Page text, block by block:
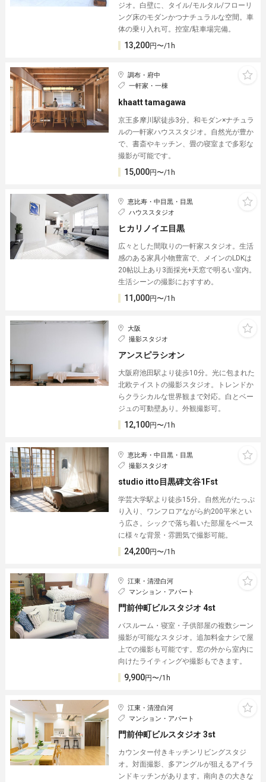
ジオ。白壁に、タイル/モルタル/フローリ
ング床のモダンかつナチュラルな空間。車
体の乗り入れ可。控室/駐車場完備。
13,200円〜/1h
調布・府中
一軒家・一棟
khaatt tamagawa
京王多摩川駅徒歩3分。和モダン×ナチュラ
ルの一軒家ハウススタジオ。自然光が豊か
で、書斎やキッチン、畳の寝室まで多彩な
撮影が可能です。
15,000円〜/1h
恵比寿・中目黒・目黒
ハウススタジオ
ヒカリノイエ目黒
広々とした間取りの一軒家スタジオ。生活
感のある家具小物豊富で、メインのLDKは
20帖以上あり3面採光+天窓で明るい室内。
生活シーンの撮影におすすめ。
11,000円〜/1h
大阪
撮影スタジオ
アンスピラシオン
大阪府池田駅より徒歩10分。光に包まれた
北欧テイストの撮影スタジオ。トレンドか
らクラシカルな世界観まで対応。白とベー
ジュの可動壁あり。外観撮影可。
12,100円〜/1h
恵比寿・中目黒・目黒
撮影スタジオ
studio itto目黒碑文谷1Fst
学芸大学駅より徒歩15分。自然光がたっぷ
り入り、ワンフロアながら約200平米とい
う広さ。シックで落ち着いた部屋をベース
に様々な背景・雰囲気で撮影可能。
24,200円〜/1h
江東・清澄白河
マンション・アパート
門前仲町ビルスタジオ 4st
バスルーム・寝室・子供部屋の複数シーン
撮影が可能なスタジオ。追加料金ナシで屋
上での撮影も可能です。窓の外から室内に
向けたライティングや撮影もできます。
9,900円〜/1h
江東・清澄白河
マンション・アパート
門前仲町ビルスタジオ 3st
カウンター付きキッチンリビングスタジ
オ。対面撮影、多アングルが狙えるアイラ
ンドキッチンがあります。南向きの大きな